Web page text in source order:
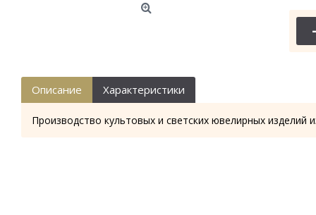
-
Описание Характеристики
Производство культовых и светских ювелирных изделий